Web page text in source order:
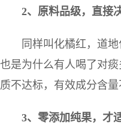
2、原料品级，直接
同样叫化橘红，道
也是为什么有人喝了对
质不达标，有效成分含量
3、零添加纯果，才